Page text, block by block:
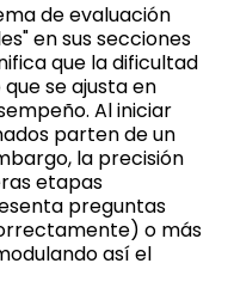
de evaluación
en sus secciones
que la dificultad
se ajusta en
Al iniciar
parten de un
la precisión
etapas
preguntas
o más
así el